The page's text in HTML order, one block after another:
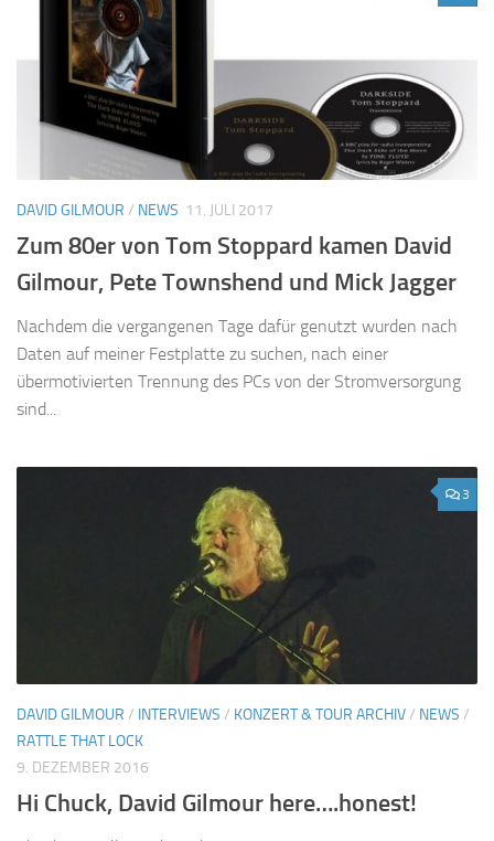
DAVID GILMOUR / NEWS 11. JULI 2017
Zum 80er von Tom Stoppard kamen David
Gilmour, Pete Townshend und Mick Jagger
Nachdem die vergangenen Tage dafür genutzt wurden nach
Daten auf meiner Festplatte zu suchen, nach einer
übermotivierten Trennung des PCs von der Stromversorgung
sind...
3
DAVID GILMOUR / INTERVIEWS / KONZERT & TOUR ARCHIV/ NEWS /
RATTLE THAT LOCK
9. DEZEMBER 2016
Hi Chuck, David Gilmour here….honest!